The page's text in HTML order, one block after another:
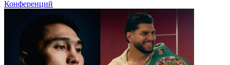
Конференций